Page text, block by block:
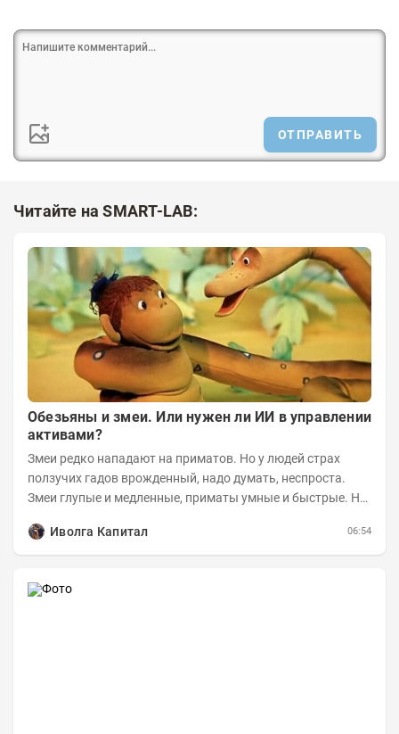
ОТПРАВИТЬ
Читайте на SMART-LAB:
Обезьяны и змеи. Или нужен ли ИИ в управлении
активами?
Змеи редко нападают на приматов. Но у людей страх
ползучих гадов врожденный, надо думать, неспроста.
Змеи глупые и медленные, приматы умные и быстрые. Но
Иволга Капитал
06:54